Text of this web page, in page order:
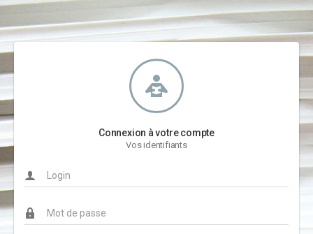
Connexion à votre compte
Vos identifiants